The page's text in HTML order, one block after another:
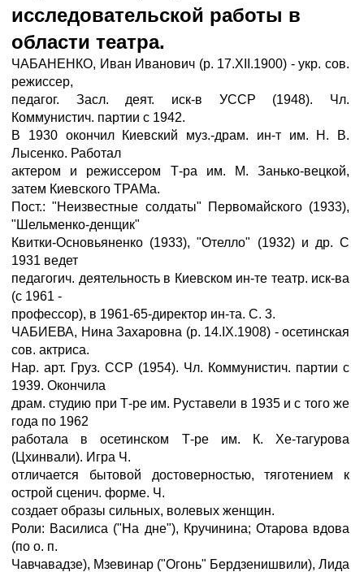
исследовательской работы в
области театра.
ЧАБАНЕНКО, Иван Иванович (р. 17.XII.1900) - укр. сов.
режиссер,
педагог. Засл. деят. иск-в УССР (1948). Чл.
Коммунистич. партии с 1942.
В 1930 окончил Киевский муз.-драм. ин-т им. Н. В.
Лысенко. Работал
актером и режиссером Т-ра им. М. Занько-вецкой,
затем Киевского ТРАМа.
Пост.: "Неизвестные солдаты" Первомайского (1933),
"Шельменко-денщик"
Квитки-Основьяненко (1933), "Отелло" (1932) и др. С
1931 ведет
педагогич. деятельность в Киевском ин-те театр. иск-ва
(с 1961 -
профессор), в 1961-65-директор ин-та. С. 3.
ЧАБИЕВА, Нина Захаровна (р. 14.IX.1908) - осетинская
сов. актриса.
Нар. арт. Груз. ССР (1954). Чл. Коммунистич. партии с
1939. Окончила
драм. студию при Т-ре им. Руставели в 1935 и с того же
года по 1962
работала в осетинском Т-ре им. К. Хе-тагурова
(Цхинвали). Игра Ч.
отличается бытовой достоверностью, тяготением к
острой сценич. форме. Ч.
создает образы сильных, волевых женщин.
Роли: Василиса ("На дне"), Кручинина; Отарова вдова
(по о. п.
Чавчавадзе), Мзевинар ("Огонь" Бердзенишвили), Лида